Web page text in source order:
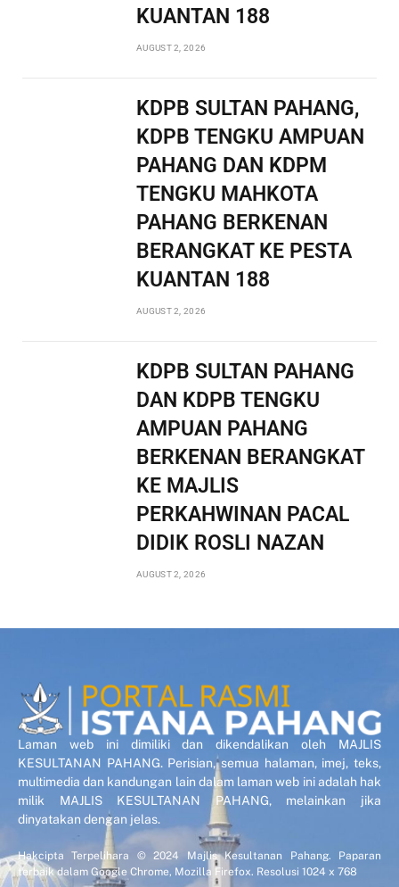
KUANTAN 188
AUGUST 2, 2026
KDPB SULTAN PAHANG,
KDPB TENGKU AMPUAN
PAHANG DAN KDPM
TENGKU MAHKOTA
PAHANG BERKENAN
BERANGKAT KE PESTA
KUANTAN 188
AUGUST 2, 2026
KDPB SULTAN PAHANG
DAN KDPB TENGKU
AMPUAN PAHANG
BERKENAN BERANGKAT
KE MAJLIS
PERKAHWINAN PACAL
DIDIK ROSLI NAZAN
AUGUST 2, 2026
Laman web ini dimiliki dan dikendalikan oleh MAJLIS
KESULTANAN PAHANG. Perisian, semua halaman, imej, teks,
multimedia dan kandungan lain dalam laman web ini adalah hak
milik MAJLIS KESULTANAN PAHANG, melainkan jika
dinyatakan dengan jelas.
Hakcipta Terpelihara © 2024 Majlis Kesultanan Pahang. Paparan
terbaik dalam Google Chrome, Mozilla Firefox. Resolusi 1024 x 768